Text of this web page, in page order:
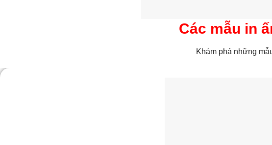
Các mẫu in
Khám phá những